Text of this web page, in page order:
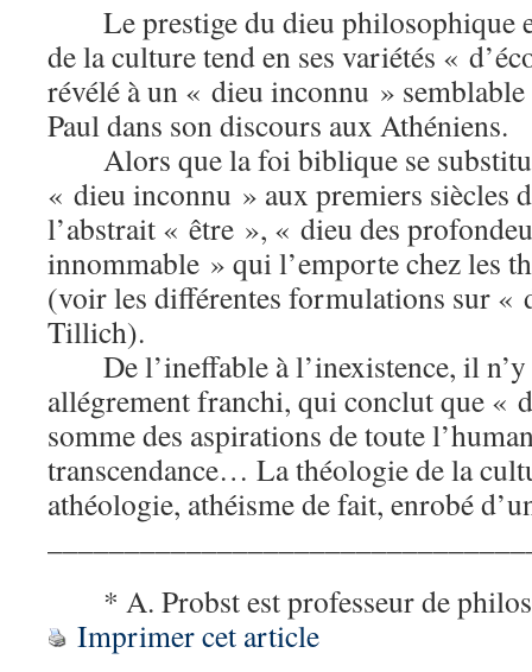
Le prestige du dieu philosophique
de la culture tend en ses variétés «
révélé à un « dieu inconnu »
Paul dans son discours aux Athéniens.
Alors que la foi biblique se
« dieu inconnu » aux premiers siècles
l’abstrait « être », « dieu des
innommable » qui l’emporte chez les
(voir les différentes formulations sur «
Tillich).
De l’ineffable à l’inexistence, il
allégrement franchi, qui conclut que «
somme des aspirations de toute
transcendance… La théologie de la
athéologie, athéisme de fait, enrobé
* A. Probst est professeur de
Imprimer cet article